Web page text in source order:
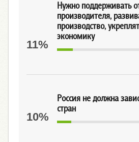
Нужно поддерживать
производителя,
производство,
экономику
11%
Россия не должна
стран
10%